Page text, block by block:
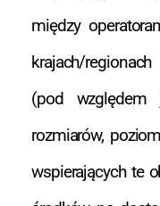
między
krajach/
(pod względem
rozmiarów,
wspierających te